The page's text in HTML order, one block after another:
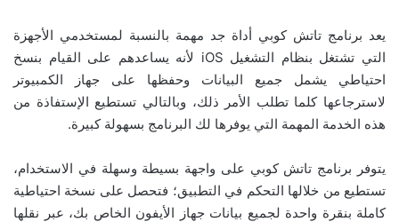
يعد برنامج تاتش كوبي أداة جد مهمة بالنسبة لمستخدمي الأجهزة
التي تشتغل بنظام التشغيل iOS لأنه يساعدهم على القيام بنسخ
احتياطي يشمل جميع البيانات وحفظها على جهاز الكمبيوتر
لاسترجاعها كلما تطلب الأمر ذلك، وبالتالي تستطيع الإستفاذة من
هذه الخدمة المهمة التي يوفرها لك البرنامج بسهولة كبيرة.
يتوفر برنامج تاتش كوبي على واجهة بسيطة وسهلة في الاستخدام،
تستطيع من خلالها التحكم في التطبيق؛ فتحصل على نسخة احتياطية
كاملة بنقرة واحدة لجميع بيانات جهاز الأيفون الخاص بك، عبر نقلها